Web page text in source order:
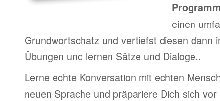
einen
Grundwortschatz und vertiefst diesen dann
Übungen und lernen Sätze und Dialoge..
Lerne echte Konversation mit echten
neuen Sprache und präpariere Dich sich